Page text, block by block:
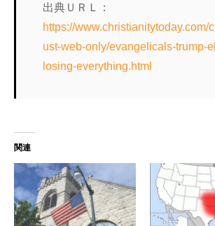
出典ＵＲＬ：
https://www.christianitytoday.com/
ust-web-only/evangelicals-trump-
losing-everything.html
関連